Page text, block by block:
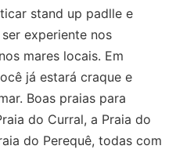
stand up padlle e
experiente nos
mares locais. Em
já estará craque e
Boas praias para
do Curral, a Praia do
do Perequê, todas com